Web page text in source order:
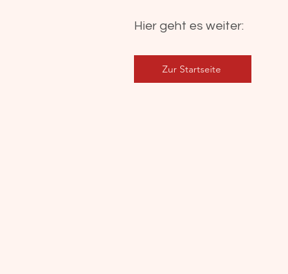
Hier geht es weiter:
Zur Startseite